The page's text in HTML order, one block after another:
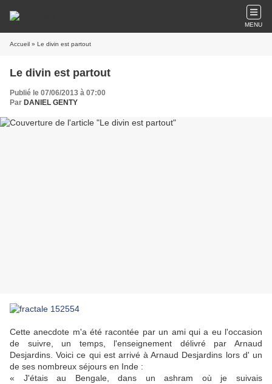
MENU
Accueil » Le divin est partout
Le divin est partout
Publié le 07/06/2013 à 07:00
Par DANIEL GENTY
Cette anecdote m'a été racontée par un ami qui a eu l'occasion
de suivre, un temps, l'enseignement délivré par Arnaud
Desjardins. Voici ce qui est arrivé à Arnaud Desjardins lors d' un
de ses nombreux séjours en Inde :
« J'étais au Bengale, dans un ashram où je suivais